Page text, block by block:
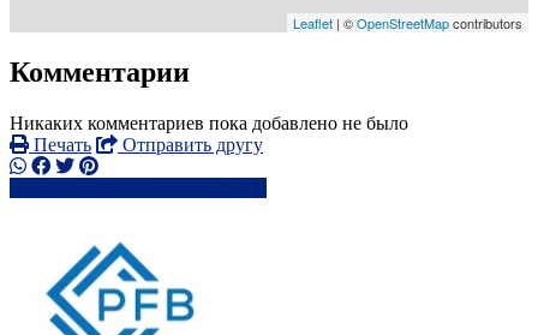
Leaflet | ©OpenStreetMapcontributors
Комментарии
Никаких комментариев пока добавлено не было
Печать
Отправить другу